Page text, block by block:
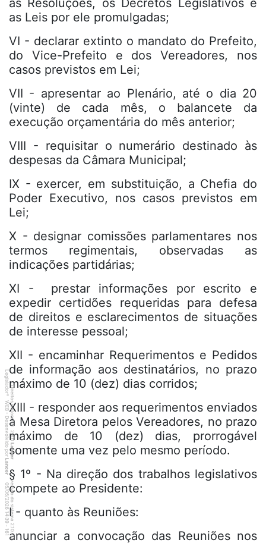
as Resoluções, os Decretos Legislativos e
as Leis por ele promulgadas;
VI - declarar extinto o mandato do Prefeito,
do Vice-Prefeito e dos Vereadores, nos
casos previstos em Lei;
VII - apresentar ao Plenário, até o dia 20
(vinte) de cada mês, o balancete da
execução orçamentária do mês anterior;
VIII - requisitar o numerário destinado às
despesas da Câmara Municipal;
IX - exercer, em substituição, a Chefia do
Poder Executivo, nos casos previstos em
Lei;
X - designar comissões parlamentares nos
termos regimentais, observadas as
indicações partidárias;
XI - prestar informações por escrito e
expedir certidões requeridas para defesa
de direitos e esclarecimentos de situações
de interesse pessoal;
XII - encaminhar Requerimentos e Pedidos
de informação aos destinatários, no prazo
máximo de 10 (dez) dias corridos;
XIII - responder aos requerimentos enviados
à Mesa Diretora pelos Vereadores, no prazo
máximo de 10 (dez) dias, prorrogável
somente uma vez pelo mesmo período.
§ 1º - Na direção dos trabalhos legislativos
compete ao Presidente:
I - quanto às Reuniões:
anunciar a convocação das Reuniões nos
Direitos Autorais
©
2001
Lancer
Legislador
®
WEB - Desenvolvido por
Lancer
versão do sistema 2.10.20
1
6
1
-
4
:3
9
0
5
/
0
6
/
2
0
2
6